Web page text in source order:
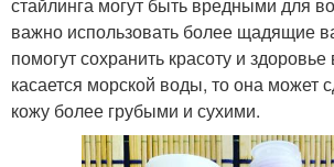
важно использовать более щадящие
помогут сохранить красоту и
касается морской воды, то она может
кожу более грубыми и сухими.